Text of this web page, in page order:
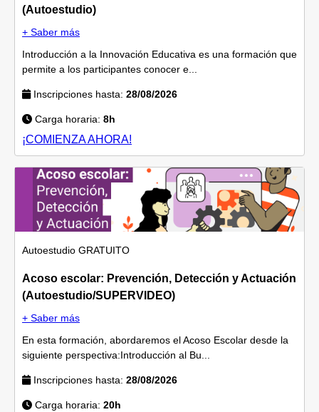
(Autoestudio)
+ Saber más
Introducción a la Innovación Educativa es una formación que
permite a los participantes conocer e...
Inscripciones hasta: 28/08/2026
Carga horaria: 8h
¡COMIENZA AHORA!
Autoestudio GRATUITO
Acoso escolar: Prevención, Detección y Actuación
(Autoestudio/SUPERVIDEO)
+ Saber más
En esta formación, abordaremos el Acoso Escolar desde la
siguiente perspectiva:Introducción al Bu...
Inscripciones hasta: 28/08/2026
Carga horaria: 20h